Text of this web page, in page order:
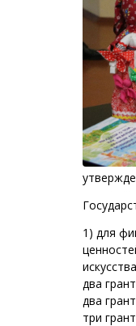
1) для
два
два
три